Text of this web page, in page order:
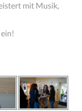
mit Musik,